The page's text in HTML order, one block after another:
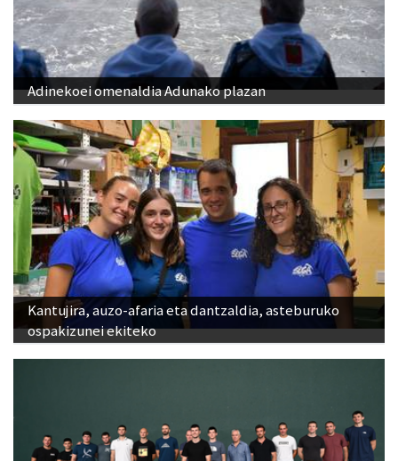
Adinekoei omenaldia Adunako plazan
Kantujira, auzo-afaria eta dantzaldia, asteburuko
ospakizunei ekiteko